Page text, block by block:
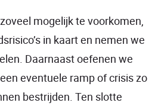
mogelijk te voorkomen,
in kaart en nemen we
Daarnaast oefenen we
eventuele ramp of crisis zo
bestrijden. Ten slotte